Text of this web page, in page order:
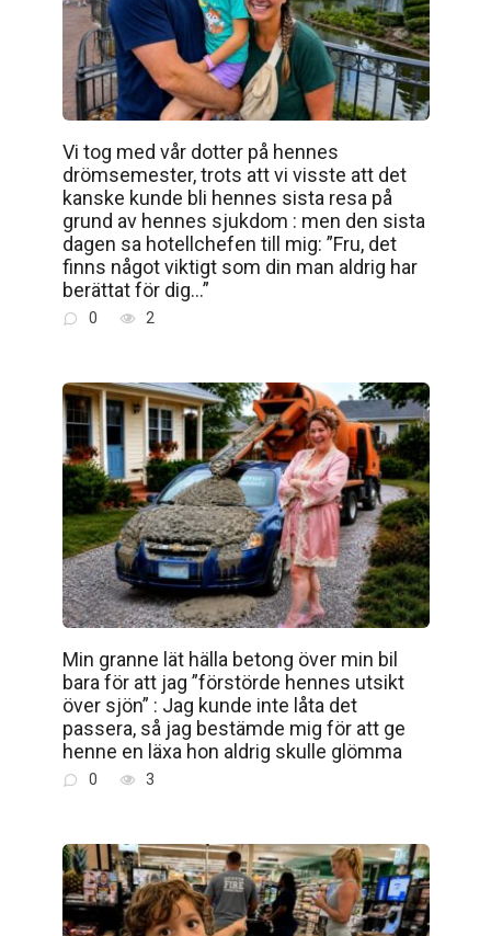
Vi tog med vår dotter på hennes
drömsemester, trots att vi visste att det
kanske kunde bli hennes sista resa på
grund av hennes sjukdom : men den sista
dagen sa hotellchefen till mig: ”Fru, det
finns något viktigt som din man aldrig har
berättat för dig…”
0 2
Min granne lät hälla betong över min bil
bara för att jag ”förstörde hennes utsikt
över sjön” : Jag kunde inte låta det
passera, så jag bestämde mig för att ge
henne en läxa hon aldrig skulle glömma
0 3